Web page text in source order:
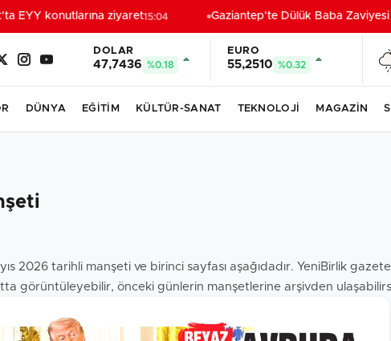
EYY konutlarına ziyaret15:04 Gaziantep’te Dülük Baba Zaviyesi
DOLAR
47,7436 %0.18
EURO
55,2510 %0.32
DÜNYA EĞİTİM KÜLTÜR-SANAT TEKNOLOJİ MAGAZİN
2026 tarihli manşeti ve birinci sayfası aşağıdadır. YeniBirlik
görüntüleyebilir, önceki günlerin manşetlerine arşivden